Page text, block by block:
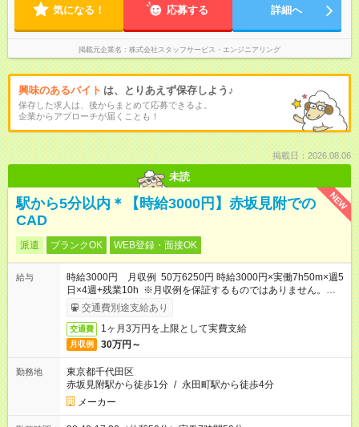
気になる！ 応募する 詳細へ
掲載元企業名 株式会社スタッフサービス・エンジニアリング
興味のあるバイト は、とりあえず保存しよう♪
保存した求人は、後からまとめて応募できるよ。
企業からアプローチが届くことも！
掲載日：2026.08.06
未読
NEW
駅から5分以内＊【時給3000円】赤坂見附での
CAD
派遣 ブランクOK WEB登録・面接OK
給与
時給3000円 月収例 50万6250円 時給3000円×実働7h50m×週5
日×4週+残業10h ※月収例を保証するものではありません。※給
与即受取りサービス利用可（利用条件有）
交通費別途支給あり
交通費 1ヶ月3万円を上限として実費支給
月収例 30万円～
勤務地
東京都千代田区
赤坂見附駅から徒歩1分 / 永田町駅から徒歩4分
メーカー